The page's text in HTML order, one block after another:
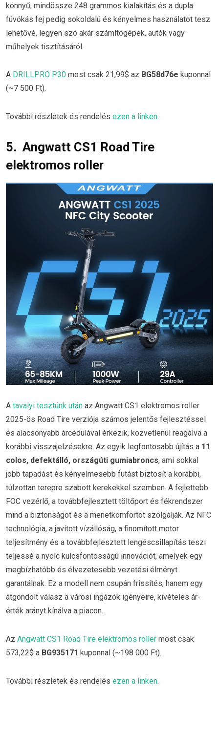
könnyű, mindössze 248 grammos kialakítás és a dupla
fúvókás fej pedig sokoldalú és kényelmes használatot tesz
lehetővé, legyen szó akár számítógépek, autók vagy
műhelyek tisztításáról.
A DRILLPRO P30 most csak 21,99$ az BG58d76e kuponnal
(~7 500 Ft).
További részletek és rendelés ezen a linken.
5. Angwatt CS1 Road Tire
elektromos roller
A tavalyi tesztünk után az Angwatt CS1 elektromos roller
2025-ös Road Tire verziója számos jelentős fejlesztéssel
és alacsonyabb árcédulával érkezik, közvetlenül reagálva a
korábbi visszajelzésekre. Az egyik legfontosabb újítás a 11
colos, defektálló, országúti gumiabroncs, ami sokkal
jobb tapadást és kényelmesebb futást biztosít a korábbi,
túlzottan terepre szabott kerekekkel szemben. A fejlettebb
FOC vezérlő, a továbbfejlesztett töltőport és fékrendszer
mind a biztonságot és a menetkomfortot szolgálják. Az NFC
technológia, a javított vízállóság, a finomított motor
teljesítmény és a továbbfejlesztett lengéscsillapítás teszi
teljessé a nyolc kulcsfontosságú innovációt, amelyek egy
megbízhatóbb és élvezetesebb vezetési élményt
garantálnak. Ez a modell nem csupán frissítés, hanem egy
átgondolt válasz a városi ingázók igényeire, kivételes ár-
érték arányt kínálva a piacon.
Az Angwatt CS1 Road Tire elektromos roller most csak
573,22$ a BG935171 kuponnal (~198 000 Ft).
További részletek és rendelés ezen a linken.